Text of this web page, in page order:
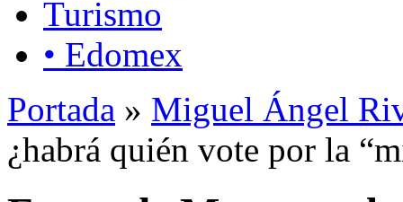
Turismo
• Edomex
Portada » Miguel Ángel
¿habrá quién vote por la